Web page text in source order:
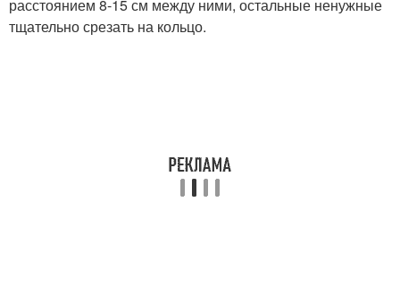
расстоянием 8-15 см между ними, остальные ненужные
тщательно срезать на кольцо.